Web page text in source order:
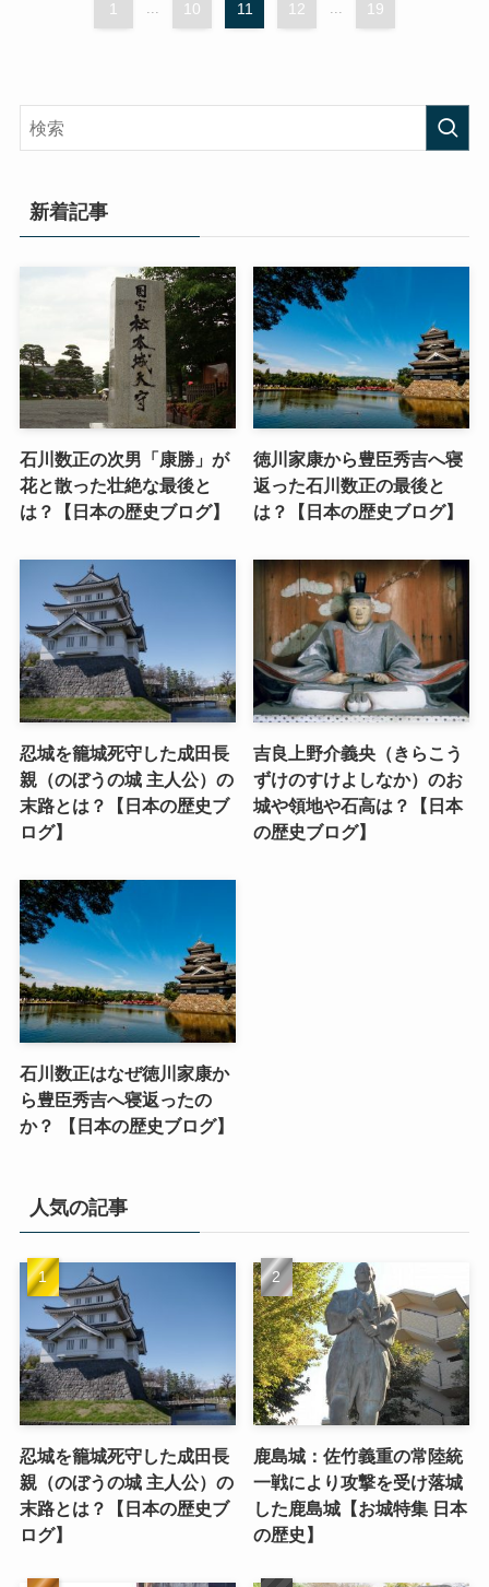
1 10 11 12 19
新着記事
石川数正の次男「康勝」が
花と散った壮絶な最後と
は？【日本の歴史ブログ】
徳川家康から豊臣秀吉へ寝
返った石川数正の最後と
は？【日本の歴史ブログ】
忍城を籠城死守した成田長
親（のぼうの城 主人公）の
末路とは？【日本の歴史ブ
ログ】
吉良上野介義央（きらこう
ずけのすけよしなか）のお
城や領地や石高は？【日本
の歴史ブログ】
石川数正はなぜ徳川家康か
ら豊臣秀吉へ寝返ったの
か？ 【日本の歴史ブログ】
人気の記事
忍城を籠城死守した成田長
親（のぼうの城 主人公）の
末路とは？【日本の歴史ブ
ログ】
鹿島城：佐竹義重の常陸統
一戦により攻撃を受け落城
した鹿島城【お城特集 日本
の歴史】